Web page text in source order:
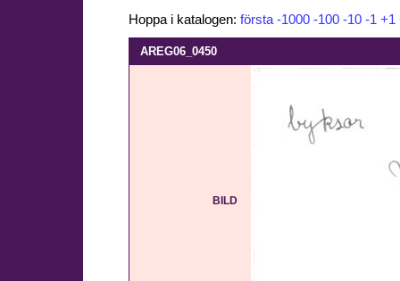
Hoppa i katalogen: första -1000 -100 -10 -1 +1
AREG06_0450
BILD